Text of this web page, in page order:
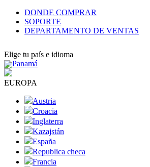
DONDE COMPRAR
SOPORTE
DEPARTAMENTO DE VENTAS
Elige tu país e idioma
Panamá
EUROPA
Austria
Croacia
Inglaterra
Kazajstán
España
Republica checa
Francia